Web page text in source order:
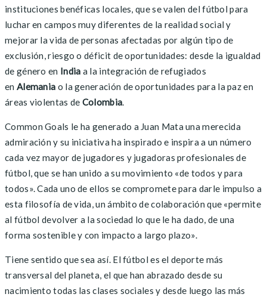
instituciones benéficas locales, que se valen del fútbol para
luchar en campos muy diferentes de la realidad social y
mejorar la vida de personas afectadas por algún tipo de
exclusión, riesgo o déficit de oportunidades: desde la igualdad
de género en India a la integración de refugiados
en Alemania o la generación de oportunidades para la paz en
áreas violentas de Colombia.
Common Goals le ha generado a Juan Mata una merecida
admiración y su iniciativa ha inspirado e inspira a un número
cada vez mayor de jugadores y jugadoras profesionales de
fútbol, que se han unido a su movimiento «de todos y para
todos». Cada uno de ellos se compromete para darle impulso a
esta filosofía de vida, un ámbito de colaboración que «permite
al fútbol devolver a la sociedad lo que le ha dado, de una
forma sostenible y con impacto a largo plazo».
Tiene sentido que sea así. El fútbol es el deporte más
transversal del planeta, el que han abrazado desde su
nacimiento todas las clases sociales y desde luego las más